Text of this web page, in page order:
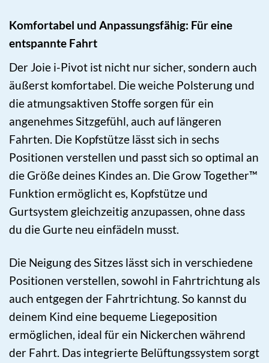
Komfortabel und Anpassungsfähig: Für eine
entspannte Fahrt
Der Joie i-Pivot ist nicht nur sicher, sondern auch
äußerst komfortabel. Die weiche Polsterung und
die atmungsaktiven Stoffe sorgen für ein
angenehmes Sitzgefühl, auch auf längeren
Fahrten. Die Kopfstütze lässt sich in sechs
Positionen verstellen und passt sich so optimal an
die Größe deines Kindes an. Die Grow Together™
Funktion ermöglicht es, Kopfstütze und
Gurtsystem gleichzeitig anzupassen, ohne dass
du die Gurte neu einfädeln musst.
Die Neigung des Sitzes lässt sich in verschiedene
Positionen verstellen, sowohl in Fahrtrichtung als
auch entgegen der Fahrtrichtung. So kannst du
deinem Kind eine bequeme Liegeposition
ermöglichen, ideal für ein Nickerchen während
der Fahrt. Das integrierte Belüftungssystem sorgt